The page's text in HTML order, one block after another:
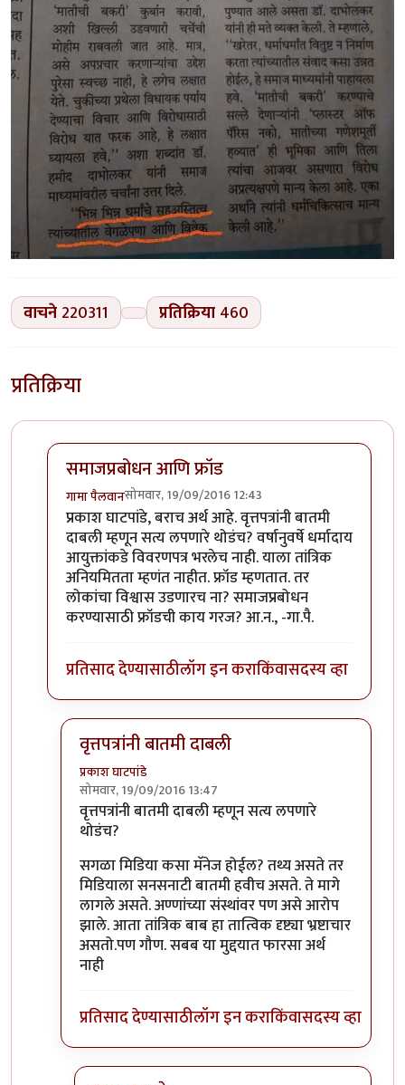
वाचने 220311 प्रतिक्रिया 460
प्रतिक्रिया
समाजप्रबोधन आणि फ्रॉड
गामा पैलवानसोमवार, 19/09/2016 12:43
In reply toहा मुद्दा सनातनवालेbyप्रकाश घाटपांडे
प्रकाश घाटपांडे, बराच अर्थ आहे. वृत्तपत्रांनी बातमी
दाबली म्हणून सत्य लपणारे थोडंच? वर्षानुवर्षे धर्मादाय
आयुक्तांकडे विवरणपत्र भरलेच नाही. याला तांत्रिक
अनियमितता म्हणंत नाहीत. फ्रॉड म्हणतात. तर
लोकांचा विश्वास उडणारच ना? समाजप्रबोधन
करण्यासाठी फ्रॉडची काय गरज? आ.न., -गा.पै.
प्रतिसाद देण्यासाठीलॉग इन कराकिंवासदस्य व्हा
वृत्तपत्रांनी बातमी दाबली
प्रकाश घाटपांडे
सोमवार, 19/09/2016 13:47
In reply toसमाजप्रबोधन आणि फ्रॉडbyगामा पैलवान
वृत्तपत्रांनी बातमी दाबली म्हणून सत्य लपणारे
थोडंच?
सगळा मिडिया कसा मॅनेज होईल? तथ्य असते तर
मिडियाला सनसनाटी बातमी हवीच असते. ते मागे
लागले असते. अण्णांच्या संस्थांवर पण असे आरोप
झाले. आता तांत्रिक बाब हा तात्विक दृष्ट्या भ्रष्टाचार
असतो.पण गौण. सबब या मुद्दयात फारसा अर्थ
नाही
प्रतिसाद देण्यासाठीलॉग इन कराकिंवासदस्य व्हा